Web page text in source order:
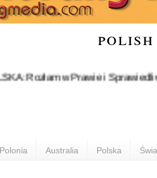
Rozłam w Prawie i
Polonia Australia Polska